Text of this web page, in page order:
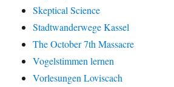
Skeptical Science
Stadtwanderwege Kassel
The October 7th Massacre
Vogelstimmen lernen
Vorlesungen Loviscach